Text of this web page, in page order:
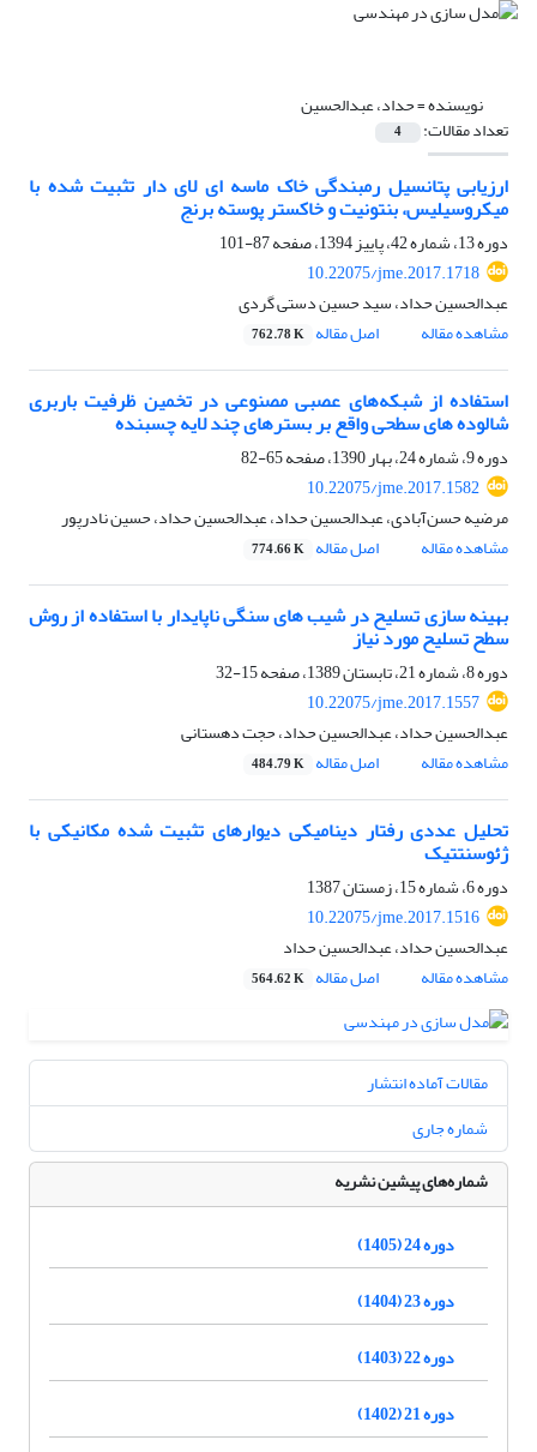
نویسنده =حداد، عبدالحسین
تعداد مقالات: 4
ارزیابی پتانسیل رمبندگی خاک ماسه ای لای دار تثبیت شده با
میکروسیلیس، بنتونیت و خاکستر پوسته برنج
دوره 13، شماره 42، پاییز 1394، صفحه
87-101
10.22075/jme.2017.1718
عبدالحسین حداد، سید حسین دستی گردی
مشاهده مقاله
اصل مقاله 762.78 K
استفاده از شبکه‌های عصبی مصنوعی در تخمین ظرفیت باربری
شالوده های سطحی واقع بر بسترهای چند لایه چسبنده
دوره 9، شماره 24، بهار 1390، صفحه
65-82
10.22075/jme.2017.1582
مرضیه حسن‌آبادی، عبدالحسین حداد، عبدالحسین حداد، حسین نادرپور
مشاهده مقاله
اصل مقاله 774.66 K
بهینه سازی تسلیح در شیب های سنگی ناپایدار با استفاده از روش
سطح تسلیح مورد نیاز
دوره 8، شماره 21، تابستان 1389، صفحه
15-32
10.22075/jme.2017.1557
عبدالحسین حداد، عبدالحسین حداد، حجت دهستانی
مشاهده مقاله
اصل مقاله 484.79 K
تحلیل عددی رفتار دینامیکی دیوارهای تثبیت شده مکانیکی با
ژئوسنتتیک
دوره 6، شماره 15، زمستان 1387
10.22075/jme.2017.1516
عبدالحسین حداد، عبدالحسین حداد
مشاهده مقاله
اصل مقاله 564.62 K
مقالات آماده انتشار
شماره جاری
شماره‌های پیشین نشریه
دوره 24 (1405)
دوره 23 (1404)
دوره 22 (1403)
دوره 21 (1402)